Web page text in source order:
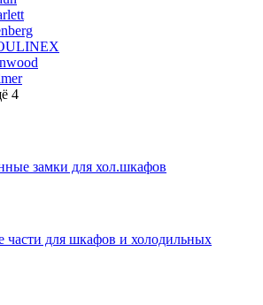
4
замки для хол.шкафов
части для шкафов и холодильных